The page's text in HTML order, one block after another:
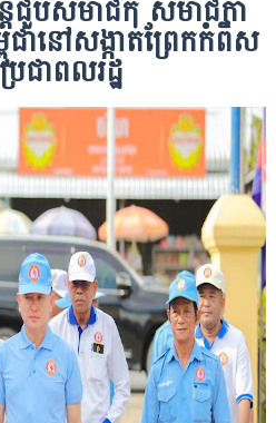
ជួបសមាជិក សមាជិកា
ានៅសង្កាត់ព្រែកកំពឹស
រជាពលរដ្ឋ